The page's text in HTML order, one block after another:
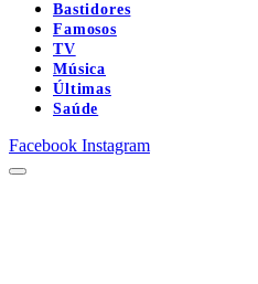
Bastidores
Famosos
TV
Música
Últimas
Saúde
Facebook Instagram